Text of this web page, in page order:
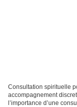
Consultation spirituelle
accompagnement
l’importance d’une